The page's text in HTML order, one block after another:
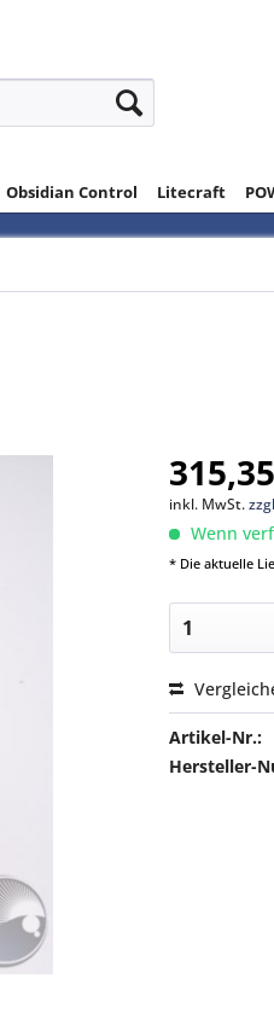
Obsidian Control Litecraft
inkl. MwSt.
Wenn
* Die aktuelle
Artikel-Nr.:
Hersteller-